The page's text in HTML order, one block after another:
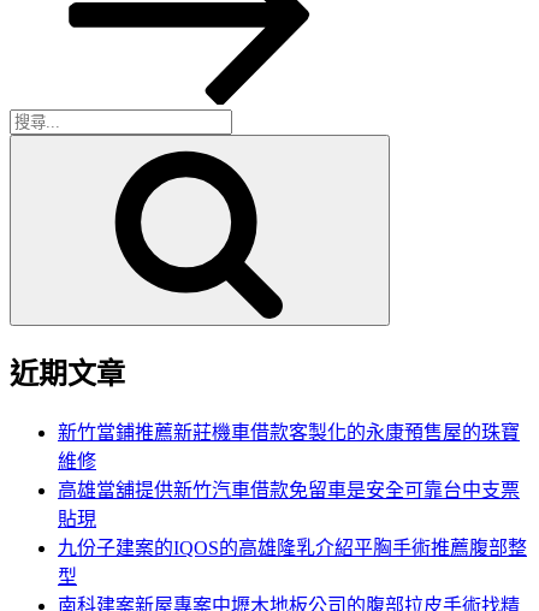
搜
近期文章
新竹當鋪推薦新莊機車借款客製化的永康預售屋的珠寶
維修
高雄當舖提供新竹汽車借款免留車是安全可靠台中支票
貼現
九份子建案的IQOS的高雄隆乳介紹平胸手術推薦腹部整
型
南科建案新屋專案中壢木地板公司的腹部拉皮手術找精